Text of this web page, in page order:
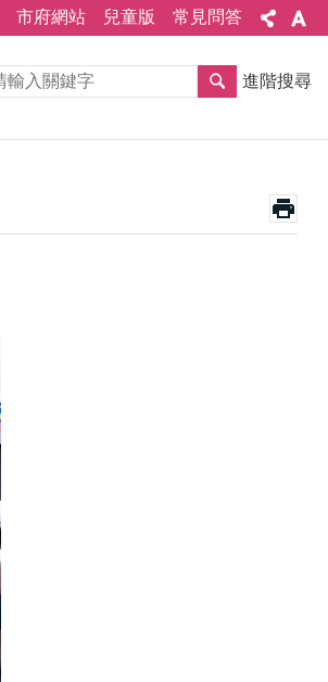
市府網站 兒童版 常見問答
進階搜尋